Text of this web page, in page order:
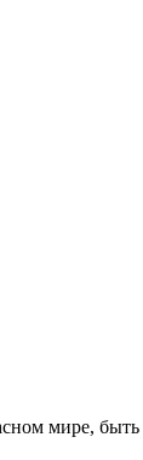
мире,